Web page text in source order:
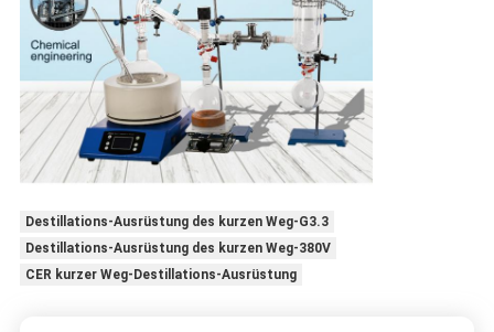
Destillations-Ausrüstung des kurzen Weg-G3.3
Destillations-Ausrüstung des kurzen Weg-380V
CER kurzer Weg-Destillations-Ausrüstung